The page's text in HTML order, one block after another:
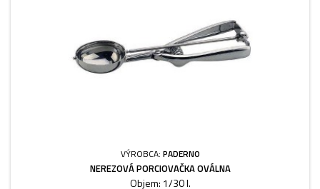
VÝROBCA: PADERNO
NEREZOVÁ PORCIOVAČKA OVÁLNA
Objem: 1/30 l.